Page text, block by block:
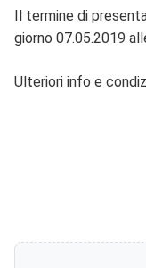
Il termine di
giorno 07.05.2019
Ulteriori info e